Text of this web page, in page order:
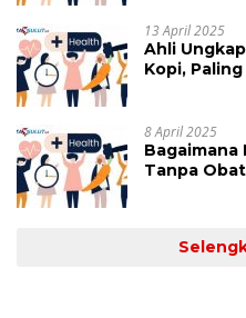
13 April 2025
Ahli
Kopi,
8 April 2025
Tanpa